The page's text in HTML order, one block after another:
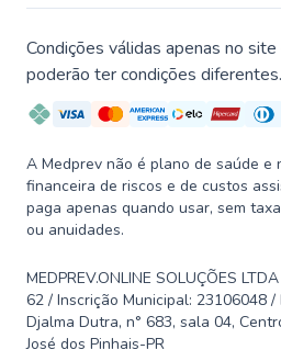
Condições válidas apenas no
poderão ter condições
A Medprev não é plano de saúde e
financeira de riscos e de custos
paga apenas quando usar, sem
ou anuidades.
MEDPREV.ONLINE SOLUÇÕES
62 / Inscrição Municipal: 23106048
Djalma Dutra, n° 683, sala 04,
José dos Pinhais-PR